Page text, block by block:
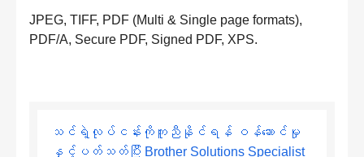
JPEG, TIFF, PDF (Multi & Single page formats),
PDF/A, Secure PDF, Signed PDF, XPS.
သင်ရဲ့လုပ်ငန်းကိုကူညီနိုင်ရန် ဝန်ဆောင်မှု
နှင့်ပတ်သတ်ပြီး Brother Solutions Specialist